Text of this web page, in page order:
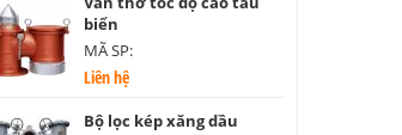
biển
MÃ SP:
Liên hệ
Bộ lọc kép xăng dầu